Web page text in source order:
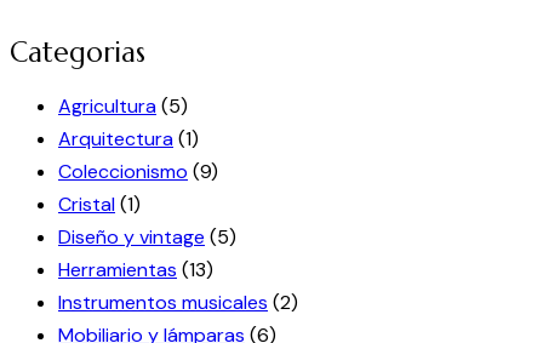
Categorias
Agricultura(5)
Arquitectura(1)
Coleccionismo (9)
Cristal(1)
Diseño y vintage (5)
Herramientas (13)
Instrumentos musicales (2)
Mobiliario y lámparas (6)